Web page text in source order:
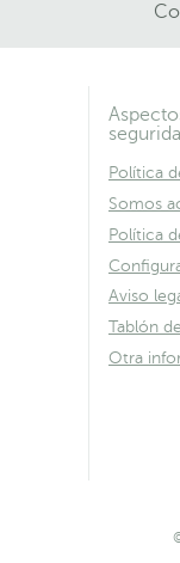
Política
Somos
Política
Aviso
Tablón
Otra